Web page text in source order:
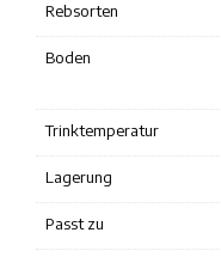
Rebsorten
Boden
Trinktemperatur
Lagerung
Passt zu